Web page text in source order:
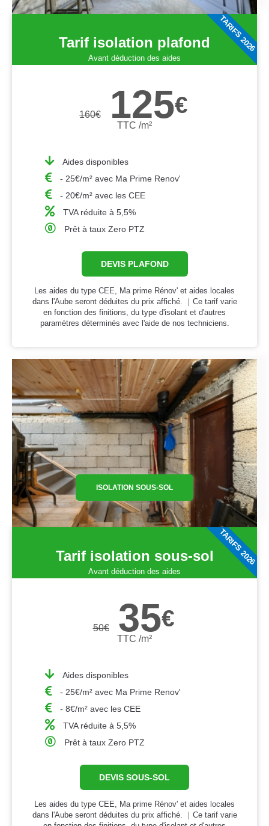
Tarif isolation plafond
Avant déduction des aides
160€ 125€
TTC /m²
Aides disponibles
- 25€/m² avec Ma Prime Renov'
- 20€/m² avec les CEE
TVA réduite à 5,5%
Prêt à taux Zero PTZ
DEVIS PLAFOND
Les aides du type CEE, Ma prime Rénov' et aides locales
dans l'Aube seront déduites du prix affiché. ｜Ce tarif varie
en fonction des finitions, du type d'isolant et d'autres
paramètres déterminés avec l'aide de nos techniciens.
TARIFS 2026
ISOLATION SOUS-SOL
Tarif isolation sous-sol
Avant déduction des aides
50€ 35€
TTC /m²
Aides disponibles
- 25€/m² avec Ma Prime Renov'
- 8€/m² avec les CEE
TVA réduite à 5,5%
Prêt à taux Zero PTZ
DEVIS SOUS-SOL
Les aides du type CEE, Ma prime Rénov' et aides locales
dans l'Aube seront déduites du prix affiché. ｜Ce tarif varie
TARIFS 2026